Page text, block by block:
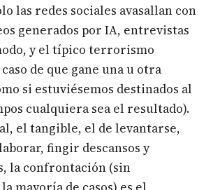
las redes sociales avasallan con
generados por IA, entrevistas
y el típico terrorismo
de que gane una u otra
si estuviésemos destinados al
cualquiera sea el resultado).
el tangible, el de levantarse,
fingir descansos y
la confrontación (sin